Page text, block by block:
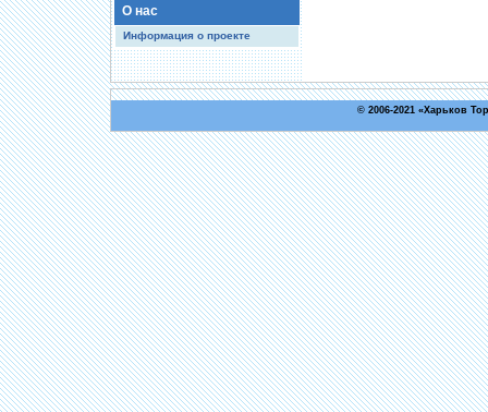
О нас
Информация о проекте
© 2006-2021 «Харьков